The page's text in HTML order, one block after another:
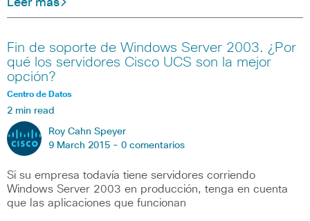
Leer mas
Fin de soporte de Windows Server 2003. ¿Por
qué los servidores Cisco UCS son la mejor
opción?
Centro de Datos
2 min read
Roy Cahn Speyer
9 March 2015 - 0 comentarios
Si su empresa todavía tiene servidores corriendo
Windows Server 2003 en producción, tenga en cuenta
que las aplicaciones que funcionan